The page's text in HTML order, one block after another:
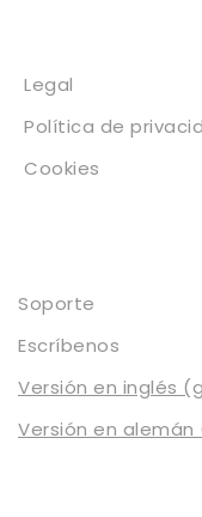
Legal
Política de
Cookies
Soporte
Escríbenos
Versión en inglés
Versión en